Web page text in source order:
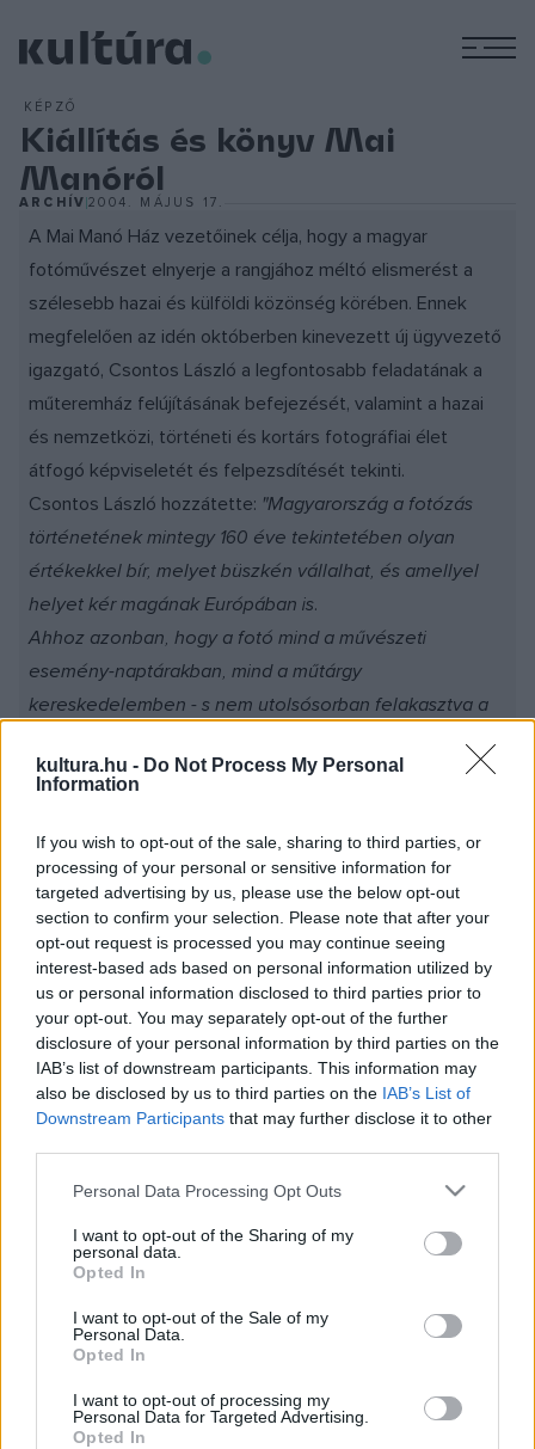
kultura.hu - Do Not Process My Personal
Information
If you wish to opt-out of the sale, sharing to third parties, or
processing of your personal or sensitive information for
targeted advertising by us, please use the below opt-out
section to confirm your selection. Please note that after your
opt-out request is processed you may continue seeing
interest-based ads based on personal information utilized by
us or personal information disclosed to third parties prior to
your opt-out. You may separately opt-out of the further
disclosure of your personal information by third parties on the
IAB’s list of downstream participants. This information may
also be disclosed by us to third parties on the IAB’s List of
Downstream Participants that may further disclose it to other
Please note that this website/app uses one or more Google
not limited to your visit or usage behaviour. You may click to
grant or deny consent to Google and its third-party tags to
use your data for below specified purposes in below Google
consent section.
Personal Data Processing Opt Outs
I want to opt-out of the Sharing of my
personal data.
Opted In
I want to opt-out of the Sale of my
Personal Data.
Opted In
I want to opt-out of processing my
Personal Data for Targeted Advertising.
Opted In
KÉPZŐ
Kiállítás és könyv Mai
Manóról
ARCHÍV2004. MÁJUS 17.
A Mai Manó Ház vezetőinek célja, hogy a magyar
fotóművészet elnyerje a rangjához méltó elismerést a
szélesebb hazai és külföldi közönség körében. Ennek
megfelelően az idén októberben kinevezett új ügyvezető
igazgató, Csontos László a legfontosabb feladatának a
műteremház felújításának befejezését, valamint a hazai
és nemzetközi, történeti és kortárs fotográfiai élet
átfogó képviseletét és felpezsdítését tekinti.
Csontos László hozzátette: "Magyarország a fotózás
történetének mintegy 160 éve tekintetében olyan
értékekkel bír, melyet büszkén vállalhat, és amellyel
helyet kér magának Európában is.
Ahhoz azonban, hogy a fotó mind a művészeti
esemény-naptárakban, mind a műtárgy
kereskedelemben - s nem utolsósorban felakasztva a
falon - a méltó helyére kerüljön, az érintetteknek még
sok tennivalójuk van. A Mai Manó Ház zászlóshajója
Mai Manó (1855-1917) a maga korában a
gyermekfényképezés egyik legjobb hazai képviselője,
1885-től udvari fényképész, alapítója és főszerkesztője A
Fény (1906) című lapnak.
1885-ben alapító tagja a Fényképész Ifjak Önképző és
Segélyegyletének. Egyik kezdeményezője a Magyar
Fényképészek Országos Szövetségének.
elnökévé választották.
Kevés olyan európai város van, ahol épségben megmaradt
volna egy XIX. század végi fényképész műteremház,